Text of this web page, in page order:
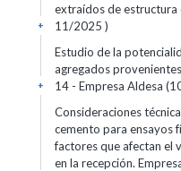
extraídos de
11/2025 )
+
Estudio de la
agregados
14 - Empresa Aldesa
+
Consideraciones
cemento para ensayos
factores que afectan el
en la recepción.